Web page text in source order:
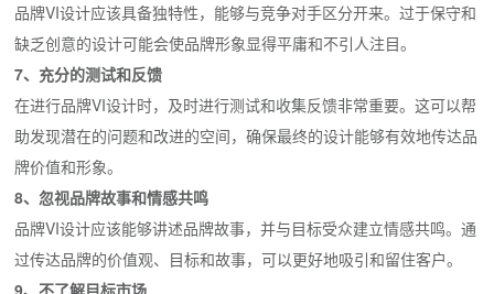
品牌VI设计应该具备独特性，能够与竞争对手区分开来。过于保守和
缺乏创意的设计可能会使品牌形象显得平庸和不引人注目。
7、充分的测试和反馈
在进行品牌VI设计时，及时进行测试和收集反馈非常重要。这可以帮
助发现潜在的问题和改进的空间，确保最终的设计能够有效地传达品
牌价值和形象。
8、忽视品牌故事和情感共鸣
品牌VI设计应该能够讲述品牌故事，并与目标受众建立情感共鸣。通
过传达品牌的价值观、目标和故事，可以更好地吸引和留住客户。
9、不了解目标市场